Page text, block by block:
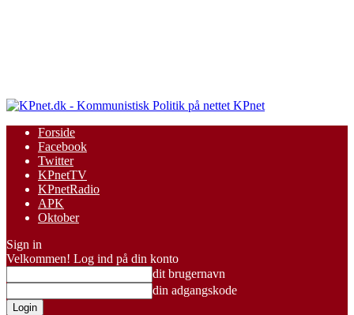
KPnet
Forside
Facebook
Twitter
KPnetTV
KPnetRadio
APK
Oktober
Sign in
Velkommen! Log ind på din konto
dit brugernavn
din adgangskode